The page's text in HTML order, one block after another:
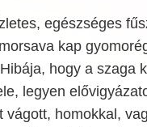
egészséges
kap
hogy a szaga
legyen
vágott, homokkal,